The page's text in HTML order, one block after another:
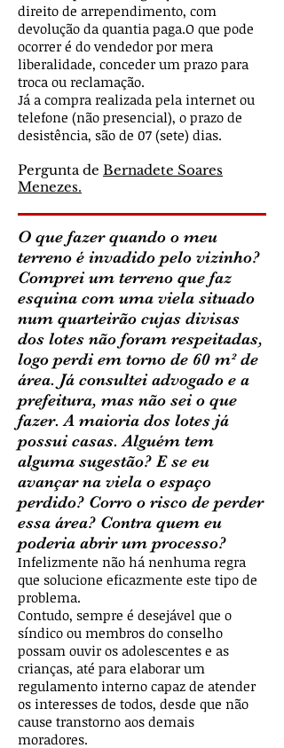
direito de arrependimento, com
devolução da quantia paga.O que pode
ocorrer é do vendedor por mera
liberalidade, conceder um prazo para
troca ou reclamação.
Já a compra realizada pela internet ou
telefone (não presencial), o prazo de
desistência, são de 07 (sete) dias.
Pergunta de Bernadete Soares
Menezes.
O que fazer quando o meu
terreno é invadido pelo vizinho?
Comprei um terreno que faz
esquina com uma viela situado
num quarteirão cujas divisas
dos lotes não foram respeitadas,
logo perdi em torno de 60 m² de
área. Já consultei advogado e a
prefeitura, mas não sei o que
fazer. A maioria dos lotes já
possui casas. Alguém tem
alguma sugestão? E se eu
avançar na viela o espaço
perdido? Corro o risco de perder
essa área? Contra quem eu
poderia abrir um processo?
Infelizmente não há nenhuma regra
que solucione eficazmente este tipo de
problema.
Contudo, sempre é desejável que o
síndico ou membros do conselho
possam ouvir os adolescentes e as
crianças, até para elaborar um
regulamento interno capaz de atender
os interesses de todos, desde que não
cause transtorno aos demais
moradores.